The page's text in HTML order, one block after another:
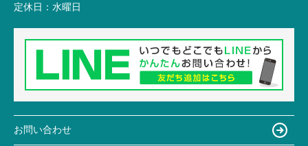
定休日： 水曜日
お問い合わせ